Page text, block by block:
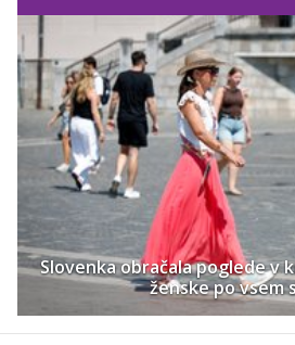
Slovenka obračala poglede v
ženske po vsem